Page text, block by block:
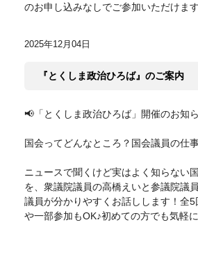
のお申し込みなしでご参加いただけます
2025年12月04日
『とくしま政治ひろば』のご案内
📢「とくしま政治ひろば」開催のお知
国会ってどんなところ？国会議員の仕
ニュースで聞くけど実はよく知らない
を、衆議院議員の高橋えいと参議院議
議員が分かりやすくお話しします！全
や一部参加もOK♪️初めての方でも気軽